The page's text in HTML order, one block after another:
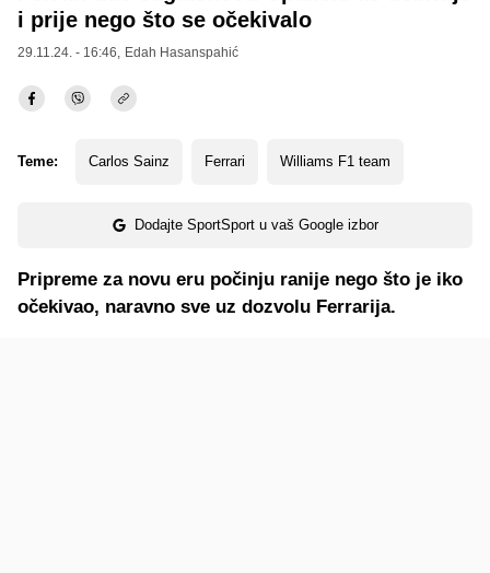
i prije nego što se očekivalo
29.11.24. - 16:46, Edah Hasanspahić
Teme: Carlos Sainz Ferrari Williams F1 team
Dodajte SportSport u vaš Google izbor
Pripreme za novu eru počinju ranije nego što je iko
očekivao, naravno sve uz dozvolu Ferrarija.